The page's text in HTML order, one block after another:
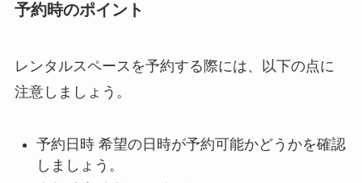
予約時のポイント
レンタルスペースを予約する際には、以下の点に
注意しましょう。
予約日時 希望の日時が予約可能かどうかを確認
しましょう。